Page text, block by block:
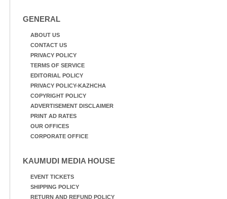
GENERAL
ABOUT US
CONTACT US
PRIVACY POLICY
TERMS OF SERVICE
EDITORIAL POLICY
PRIVACY POLICY-KAZHCHA
COPYRIGHT POLICY
ADVERTISEMENT DISCLAIMER
PRINT AD RATES
OUR OFFICES
CORPORATE OFFICE
KAUMUDI MEDIA HOUSE
EVENT TICKETS
SHIPPING POLICY
RETURN AND REFUND POLICY